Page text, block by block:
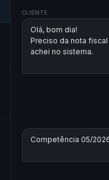
CLIENTE
Olá, bom dia!
Preciso da nota
achei no sistema.
Competência 05/